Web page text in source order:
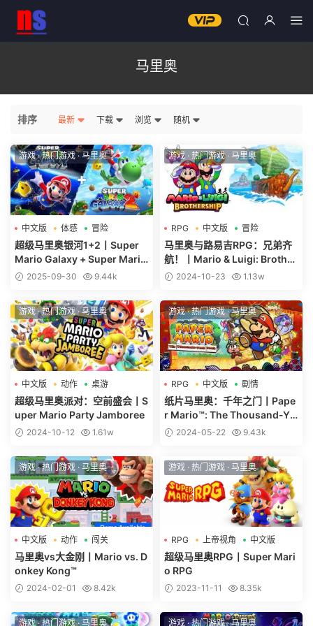
马里奥
排序 最新 下载 浏览 随机
游戏·热门游戏 ·马里奥
中文版 体感 冒险
超级马里奥银河1+2丨Super
Mario Galaxy + Super Mario
Galaxy 2
2025-09-30 9.44k
游戏 · 热门游戏· 马里奥
RPG 中文版 冒险
马里奥与路易吉RPG：兄弟齐
航！丨Mario & Luigi: Brother
ship2024-10-23 1.13w
游戏·热门游戏 ·马里奥
中文版 动作 桌游
超级马里奥派对：空前盛会丨S
uper Mario Party Jamboree
2024-10-12 1.61w
游戏·热门游戏·马里奥
RPG 中文版 剧情
纸片马里奥：千年之门丨Pape
r Mario™: The Thousand-Ye
ar Door
2024-05-22 9.43k
游戏 ·热门游戏 · 马里奥
中文版 动作 闯关
马里奥vs大金刚丨Mario vs. D
onkey Kong™
2024-02-01 8.42k
游戏 · 热门游戏 · 马里奥
RPG 上帝视角 中文版
超级马里奥RPG丨Super Mari
o RPG
2023-11-11 8.35k
游戏·热门游戏· 马里奥 游戏·热门游戏·马里奥